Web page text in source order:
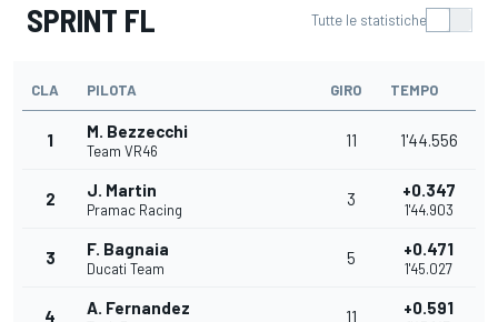
SPRINT FL Tutte le statistiche
CLA PILOTA GIRO TEMPO
1 M. Bezzecchi
Team VR46
11 1'44.556
2 J. Martin
Pramac Racing
3 +0.347
1'44.903
3 F. Bagnaia
Ducati Team
5 +0.471
1'45.027
4 A. Fernandez 11 +0.591